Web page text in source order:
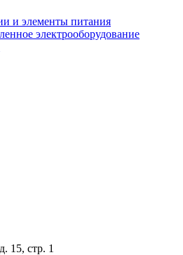
и элементы питания
электрооборудование
15, стр. 1